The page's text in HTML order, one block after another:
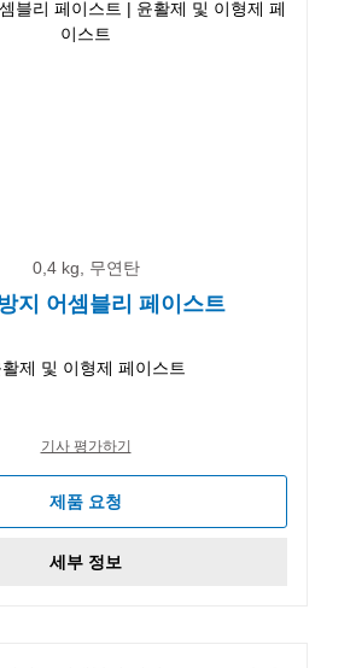
0,4 kg, 무연탄
지 어셈블리 페이스트
활제 및 이형제 페이스트
기사 평가하기
제품 요청
세부 정보